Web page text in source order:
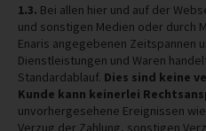
1.3. Bei allen hier und auf der
und sonstigen Medien oder durch
Enaris angegebenen Zeitspannen
Dienstleistungen und Waren
Standardablauf. Dies sind keine
Kunde kann keinerlei
unvorhergesehene Ereignissen
Verzug der Zahlung, sonstigen